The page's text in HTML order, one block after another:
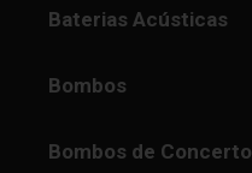
Baterias Acústicas
Bombos
Bombos de Concerto